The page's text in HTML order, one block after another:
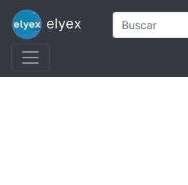
elyex